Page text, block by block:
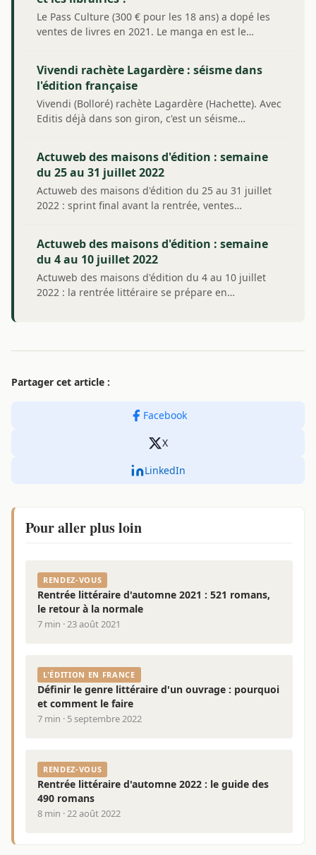
Le Pass Culture (300 € pour les 18 ans) a dopé les
ventes de livres en 2021. Le manga en est le…
Vivendi rachète Lagardère : séisme dans
l'édition française
Vivendi (Bolloré) rachète Lagardère (Hachette). Avec
Editis déjà dans son giron, c'est un séisme…
Actuweb des maisons d'édition : semaine
du 25 au 31 juillet 2022
Actuweb des maisons d'édition du 25 au 31 juillet
2022 : sprint final avant la rentrée, ventes…
Actuweb des maisons d'édition : semaine
du 4 au 10 juillet 2022
Actuweb des maisons d'édition du 4 au 10 juillet
2022 : la rentrée littéraire se prépare en…
Partager cet article :
Facebook
X
LinkedIn
Pour aller plus loin
RENDEZ-VOUS
Rentrée littéraire d'automne 2021 : 521 romans,
le retour à la normale
7 min · 23 août 2021
L'ÉDITION EN FRANCE
Définir le genre littéraire d'un ouvrage : pourquoi
et comment le faire
7 min · 5 septembre 2022
RENDEZ-VOUS
Rentrée littéraire d'automne 2022 : le guide des
490 romans
8 min · 22 août 2022